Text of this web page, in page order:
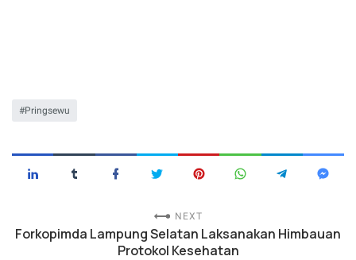
Pringsewu
NEXT
Forkopimda Lampung Selatan Laksanakan Himbauan
Protokol Kesehatan